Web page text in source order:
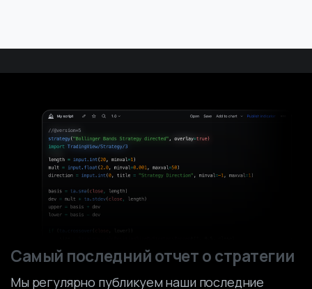
Самый последний отчет о стратегии
Мы регулярно публикуем наши последние